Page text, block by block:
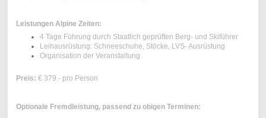
Leistungen Alpine Zeiten:
4 Tage Führung durch Staatlich geprüften Berg- und Skiführer
Leihausrüstung: Schneeschuhe, Stöcke, LVS- Ausrüstung
Organisation der Veranstaltung
Preis: € 379.- pro Person
Optionale Fremdleistung, passend zu obigen Terminen: